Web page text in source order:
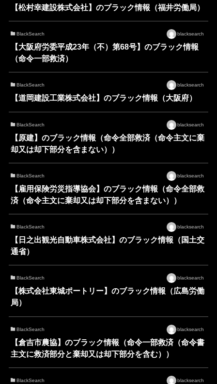
【松村幸建設株式会社】のブラック情報（福井労働局）
BlackSearch blacksearch
【大阪府労委平成23年（不）第68号】のブラック情報
（命令一部救済）
BlackSearch blacksearch
【道岡建設工業株式会社】のブラック情報（大阪府）
BlackSearch blacksearch
【原建】のブラック情報（命令全部救済（命令主文に棄
却又は却下部分を含まない））
BlackSearch blacksearch
【雇用保険労災指導協会】のブラック情報（命令全部救
済（命令主文に棄却又は却下部分を含まない））
BlackSearch blacksearch
【日之出観光自動車株式会社】のブラック情報（国土交
通省）
BlackSearch blacksearch
【株式会社東城ポートリー】のブラック情報（広島労働
局）
BlackSearch blacksearch
【倉吉市農協】のブラック情報（命令一部救済（命令書
主文に救済部分と棄却又は却下部分を含む））
BlackSearch blacksearch